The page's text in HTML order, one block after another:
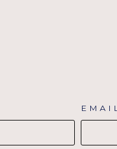
EMAIL